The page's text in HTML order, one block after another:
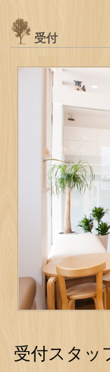
受付
受付スタッ